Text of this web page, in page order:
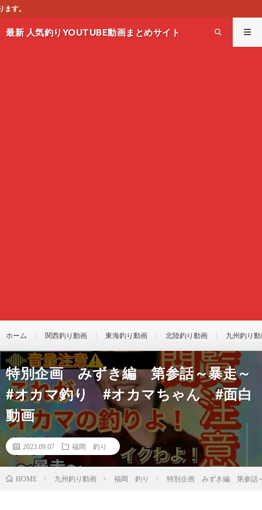
最新 人気釣りYOUTUBE動画まとめサイト
ホーム 関西釣り動画 東海釣り動画 北陸釣り動画 九州釣り
特別企画 みずき編 第参話～暴走～
#オカマ釣り #オカマちゃん #面白
動画
2023.09.07 福岡 釣り
HOME 九州釣り動画 福岡 釣り 特別企画 みずき編 第参話